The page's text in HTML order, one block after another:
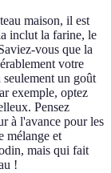
maison, il est
inclut la farine, le
vous que la
votre
un goût
exemple, optez
Pensez
à l'avance pour les
mélange et
mais qui fait
!